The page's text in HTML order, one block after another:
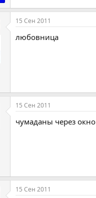
15 Сен 2011
любовница
15 Сен 2011
чумаданы через окно
15 Сен 2011